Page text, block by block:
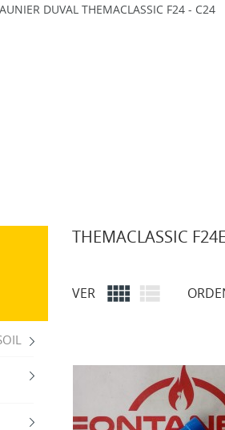
DUVAL THEMACLASSIC F24 - C24
THEMACLASSIC
VER  